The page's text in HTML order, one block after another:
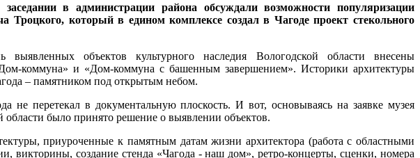
в администрации района обсуждали возможности популяризации
Троцкого, который в едином комплексе создал в Чагоде проект стекольного
объектов культурного наследия Вологодской области внесены
коммуна» и «Дом-коммуна с башенным завершением». Историки архитектуры
– памятником под открытым небом.
перетекал в документальную плоскость. И вот, основываясь на заявке музея
было принято решение о выявлении объектов.
приуроченные к памятным датам жизни архитектора (работа с областными
создание стенда «Чагода - наш дом», ретро-концерты, сценки, номера